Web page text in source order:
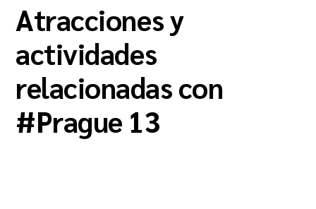
Atracciones y
actividades
relacionadas con
#Prague 13